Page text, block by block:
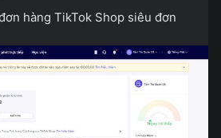
hàng TikTok Shop siêu đơn